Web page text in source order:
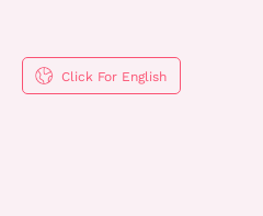
Click For English